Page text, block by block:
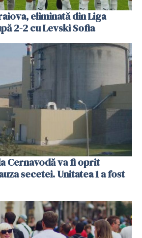
eliminată din Liga
2-2 cu Levski Sofia
Cernavodă va fi oprit
secetei. Unitatea 1 a fost